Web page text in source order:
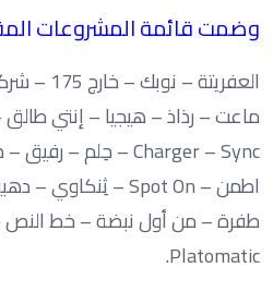
وضمت قائمة المشروعات
ماعت – رذاذ – هيجيا – إنتي
Platomatic.